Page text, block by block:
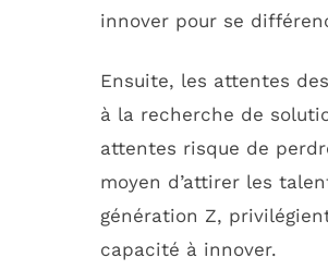
innover pour se
Ensuite, les attentes
à la recherche de
attentes risque de
moyen d’attirer les
génération Z,
capacité à innover.